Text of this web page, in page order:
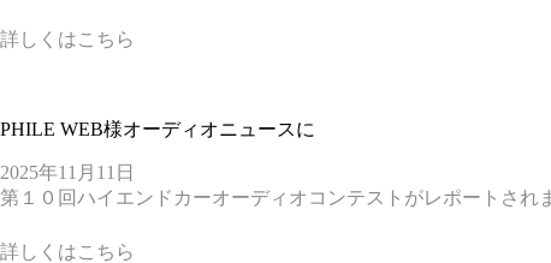
詳しくはこちら
PHILE WEB様オーディオニュースに
2025年11月11日
第１０回ハイエンドカーオーディオコンテストがレポートさ
詳しくはこちら